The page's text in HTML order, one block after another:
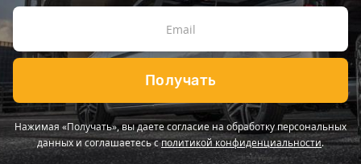
Получать
Нажимая «Получать», вы даете согласие на обработку персональных
данных и соглашаетесь сполитикой конфиденциальности.